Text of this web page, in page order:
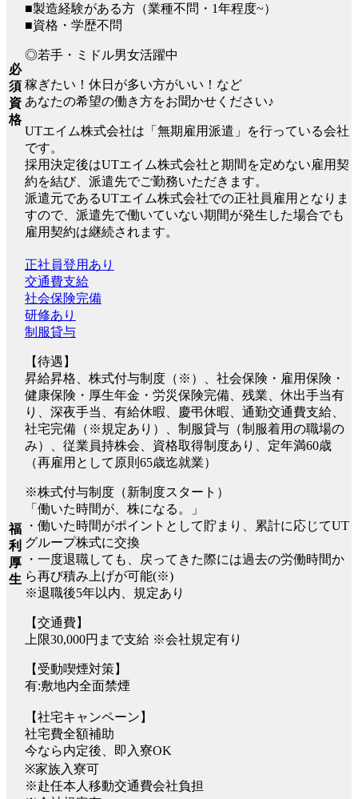
必
須
資
格
■製造経験がある方（業種不問・1年程度~）
■資格・学歴不問
◎若手・ミドル男女活躍中
稼ぎたい！休日が多い方がいい！など
あなたの希望の働き方をお聞かせください♪
UTエイム株式会社は「無期雇用派遣」を行っている会社
です。
採用決定後はUTエイム株式会社と期間を定めない雇用契
約を結び、派遣先でご勤務いただきます。
派遣元であるUTエイム株式会社での正社員雇用となりま
すので、派遣先で働いていない期間が発生した場合でも
雇用契約は継続されます。
福
利
厚
生
正社員登用あり
交通費支給
社会保険完備
研修あり
制服貸与
【待遇】
昇給昇格、株式付与制度（※）、社会保険・雇用保険・
健康保険・厚生年金・労災保険完備、残業、休出手当有
り、深夜手当、有給休暇、慶弔休暇、通勤交通費支給、
社宅完備（※規定あり）、制服貸与（制服着用の職場の
み）、従業員持株会、資格取得制度あり、定年満60歳
（再雇用として原則65歳迄就業）
※株式付与制度（新制度スタート）
「働いた時間が、株になる。」
・働いた時間がポイントとして貯まり、累計に応じてUT
グループ株式に交換
・一度退職しても、戻ってきた際には過去の労働時間か
ら再び積み上げが可能(※)
※退職後5年以内、規定あり
【交通費】
上限30,000円まで支給 ※会社規定有り
【受動喫煙対策】
有:敷地内全面禁煙
【社宅キャンペーン】
社宅費全額補助
今なら内定後、即入寮OK
※家族入寮可
※赴任本人移動交通費会社負担